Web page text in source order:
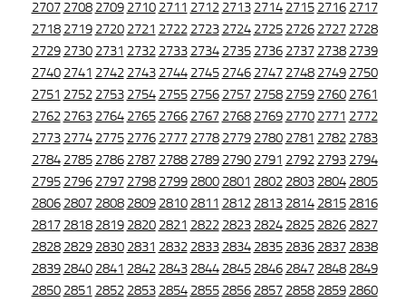
2707 2708 2709 2710 2711 2712 2713 2714 2715 2716 2717
2718 2719 2720 2721 2722 2723 2724 2725 2726 2727 2728
2729 2730 2731 2732 2733 2734 2735 2736 2737 2738 2739
2740 2741 2742 2743 2744 2745 2746 2747 2748 2749 2750
2751 2752 2753 2754 2755 2756 2757 2758 2759 2760 2761
2762 2763 2764 2765 2766 2767 2768 2769 2770 2771 2772
2773 2774 2775 2776 2777 2778 2779 2780 2781 2782 2783
2784 2785 2786 2787 2788 2789 2790 2791 2792 2793 2794
2795 2796 2797 2798 2799 2800 2801 2802 2803 2804 2805
2806 2807 2808 2809 2810 2811 2812 2813 2814 2815 2816
2817 2818 2819 2820 2821 2822 2823 2824 2825 2826 2827
2828 2829 2830 2831 2832 2833 2834 2835 2836 2837 2838
2839 2840 2841 2842 2843 2844 2845 2846 2847 2848 2849
2850 2851 2852 2853 2854 2855 2856 2857 2858 2859 2860